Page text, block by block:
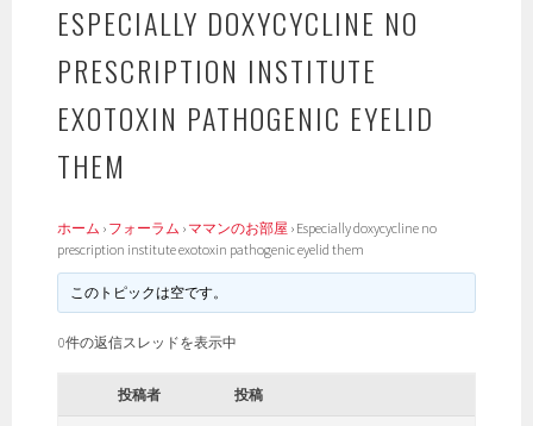
ESPECIALLY DOXYCYCLINE NO
PRESCRIPTION INSTITUTE
EXOTOXIN PATHOGENIC EYELID
THEM
ホーム › フォーラム › ママンのお部屋 › Especially doxycycline no
prescription institute exotoxin pathogenic eyelid them
このトピックは空です。
0件の返信スレッドを表示中
投稿者 投稿